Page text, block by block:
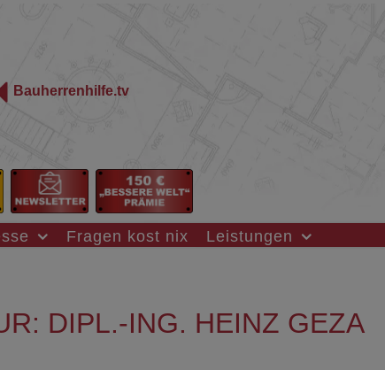
Bauherrenhilfe.tv
Fragen kost nix Leistungen
DIPL.-ING. HEINZ GEZA